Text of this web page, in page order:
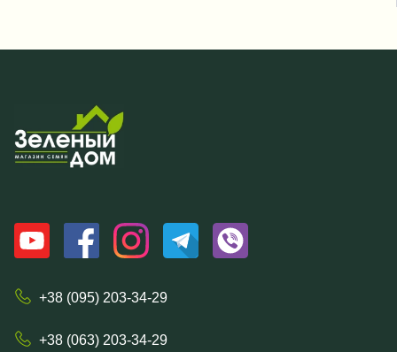
+38 (095) 203-34-29
+38 (063) 203-34-29